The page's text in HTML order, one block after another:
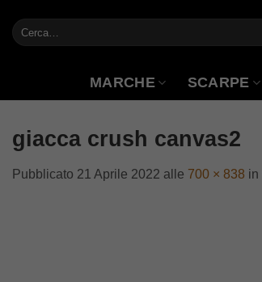
contenuti
Cerca:
MARCHE SCARPE
giacca crush canvas2
Pubblicato 21 Aprile 2022 alle 700 × 838 in